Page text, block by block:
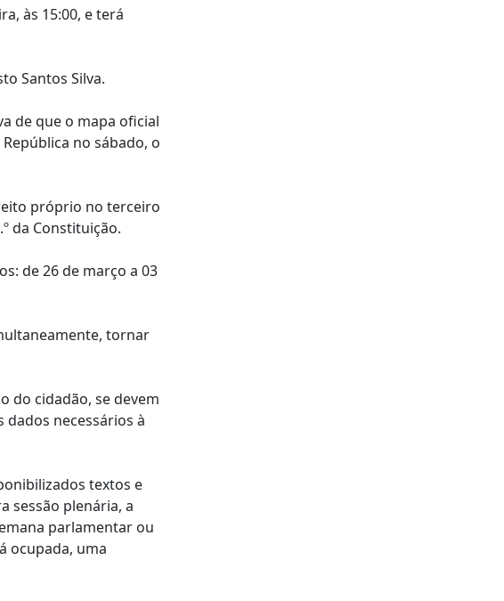
às 15:00, e terá
Santos Silva.
de que o mapa oficial
no sábado, o
próprio no terceiro
da Constituição.
de 26 de março a 03
tornar
do cidadão, se devem
necessários à
textos e
sessão plenária, a
parlamentar ou
ocupada, uma